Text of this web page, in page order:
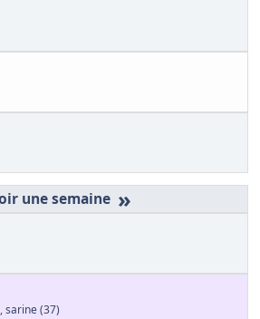
»
,sarine(37)